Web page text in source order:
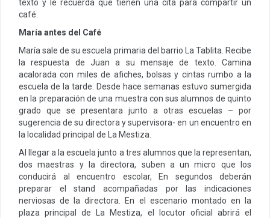
texto y le recuerda que tienen una cita para compartir un
café.
María antes del Café
María sale de su escuela primaria del barrio La Tablita. Recibe
la respuesta de Juan a su mensaje de texto. Camina
acalorada con miles de afiches, bolsas y cintas rumbo a la
escuela de la tarde. Desde hace semanas estuvo sumergida
en la preparación de una muestra con sus alumnos de quinto
grado que se presentara junto a otras escuelas – por
sugerencia de su directora y supervisora- en un encuentro en
la localidad principal de La Mestiza.
Al llegar a la escuela junto a tres alumnos que la representan,
dos maestras y la directora, suben a un micro que los
conducirá al encuentro escolar, En segundos deberán
preparar el stand acompañadas por las indicaciones
nerviosas de la directora. En el escenario montado en la
plaza principal de La Mestiza, el locutor oficial abrirá el